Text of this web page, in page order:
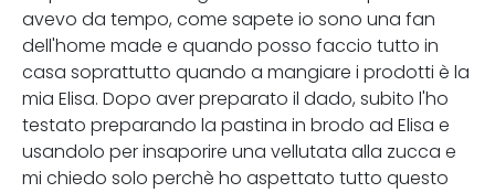
avevo da tempo, come sapete io sono una fan
dell'home made e quando posso faccio tutto in
casa soprattutto quando a mangiare i prodotti è la
mia Elisa. Dopo aver preparato il dado, subito l'ho
testato preparando la pastina in brodo ad Elisa e
usandolo per insaporire una vellutata alla zucca e
mi chiedo solo perchè ho aspettato tutto questo